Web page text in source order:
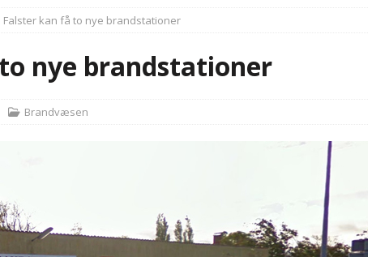
] Advarer: Udløb af sygetransporttilladelser kan sende 400.000 kørsler over
Ny ambulance og el-sygetransportvogn til Samsø
Brandvæsenerne brugte lidt længere tid på at komme af sted i 2025
Branche kræver at beskyttelseskøretøjer bliver lovpligtige ved arbejde i
Falster kan få to nye brandstationer
nye brandstationer
Brandvæsen